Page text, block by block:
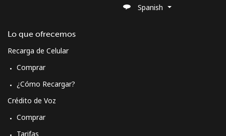
Lo que ofrecemos
Recarga de Celular
Comprar
¿Cómo Recargar?
Crédito de Voz
Comprar
Tarifas
Spanish